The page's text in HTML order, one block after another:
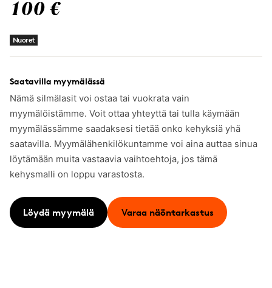
100 €
Nuoret
Saatavilla myymälässä
Nämä silmälasit voi ostaa tai vuokrata vain
myymälöistämme. Voit ottaa yhteyttä tai tulla käymään
myymälässämme saadaksesi tietää onko kehyksiä yhä
saatavilla. Myymälähenkilökuntamme voi aina auttaa sinua
löytämään muita vastaavia vaihtoehtoja, jos tämä
kehysmalli on loppu varastosta.
Löydä myymälä Varaa näöntarkastus